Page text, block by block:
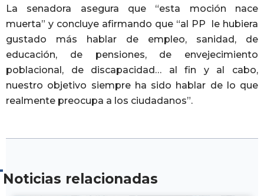
La senadora asegura que “esta moción nace
muerta” y concluye afirmando que “al PP le hubiera
gustado más hablar de empleo, sanidad, de
educación, de pensiones, de envejecimiento
poblacional, de discapacidad… al fin y al cabo,
nuestro objetivo siempre ha sido hablar de lo que
realmente preocupa a los ciudadanos”.
Noticias relacionadas